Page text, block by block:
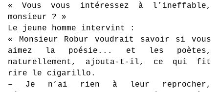
« Vous vous intéressez à l’ineffable,
monsieur ? »
Le jeune homme intervint :
« Monsieur Robur voudrait savoir si vous
aimez la poésie... et les poètes,
naturellement, ajouta-t-il, ce qui fit
rire le cigarillo.
– Je n’ai rien à leur reprocher,